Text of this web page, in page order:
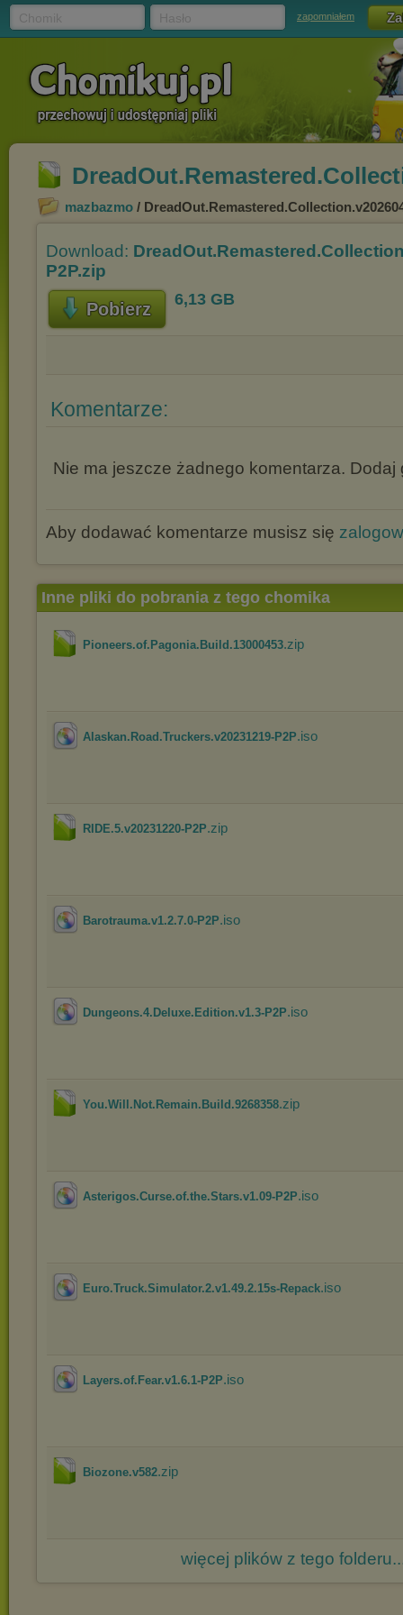
zapomniałem
mazbazmo /
Download:
P2P.zip
Pobierz 6,13 GB
Komentarze:
Nie ma jeszcze żadnego komentarza. Dodaj
Aby dodawać komentarze musisz się
Inne pliki do pobrania z tego chomika
Pioneers.of.Pagonia.Build.13000453.zip
Alaskan.Road.Truckers.v20231219-P2P.iso
RIDE.5.v20231220-P2P.zip
Barotrauma.v1.2.7.0-P2P.iso
Dungeons.4.Deluxe.Edition.v1.3-P2P.iso
You.Will.Not.Remain.Build.9268358.zip
Asterigos.Curse.of.the.Stars.v1.09-P2P.iso
Euro.Truck.Simulator.2.v1.49.2.15s-Repack.iso
Layers.of.Fear.v1.6.1-P2P.iso
Biozone.v582.zip
więcej plików z tego